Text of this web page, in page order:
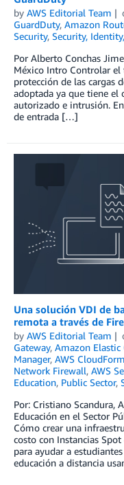
by AWS Editorial Team
GuardDuty, Amazon
Security, Security,
Por Alberto Conchas
México Intro Controlar
protección de las cargas
adoptada ya que tiene el
autorizado e intrusión.
de entrada […]
Una solución VDI de
remota a través de
by AWS Editorial Team
Gateway, Amazon Elastic
Manager, AWS
Network Firewall, AWS
Education, Public Sector,
Por: Cristiano Scandura,
Educación en el Sector
Cómo crear una
costo con Instancias
para ayudar a
educación a distancia